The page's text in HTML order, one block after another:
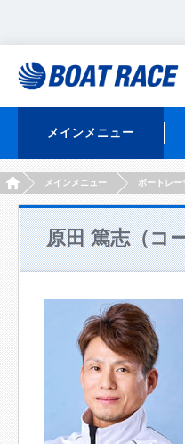
メインメニュー
HOMEメインメニュー ボートレー
原田 篤志（コ